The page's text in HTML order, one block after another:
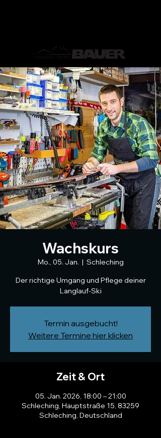
Wachskurs
Mo., 05. Jan.
  |
Schleching
Der richtige Umgang und Pflege deiner
Langlauf-Ski
Termin ausgebucht!
Weitere Termine hier klicken
Zeit & Ort
05. Jan. 2026, 18:00 – 21:00
Schleching, Hauptstraße 15, 83259
Schleching, Deutschland